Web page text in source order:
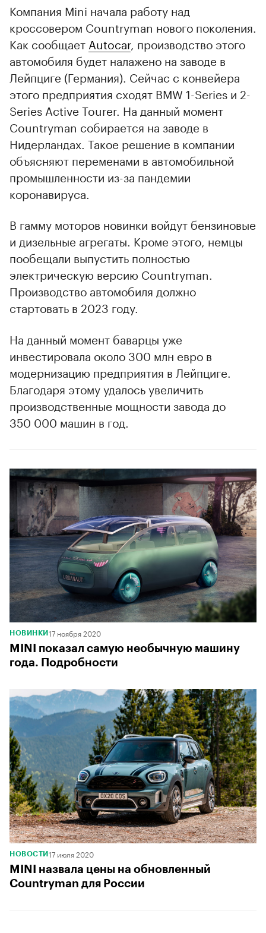
Компания Mini начала работу над
кроссовером Countryman нового поколения.
Как сообщает Autocar, производство этого
автомобиля будет налажено на заводе в
Лейпциге (Германия). Сейчас с конвейера
этого предприятия сходят BMW 1-Series и 2-
Series Active Tourer. На данный момент
Countryman собирается на заводе в
Нидерландах. Такое решение в компании
объясняют переменами в автомобильной
промышленности из-за пандемии
коронавируса.
В гамму моторов новинки войдут бензиновые
и дизельные агрегаты. Кроме этого, немцы
пообещали выпустить полностью
электрическую версию Countryman.
Производство автомобиля должно
стартовать в 2023 году.
На данный момент баварцы уже
инвестировала около 300 млн евро в
модернизацию предприятия в Лейпциге.
Благодаря этому удалось увеличить
производственные мощности завода до
350 000 машин в год.
НОВИНКИ 17 ноября 2020
MINI показал самую необычную машину
года. Подробности
НОВОСТИ 17 июля 2020
MINI назвала цены на обновленный
Countryman для России